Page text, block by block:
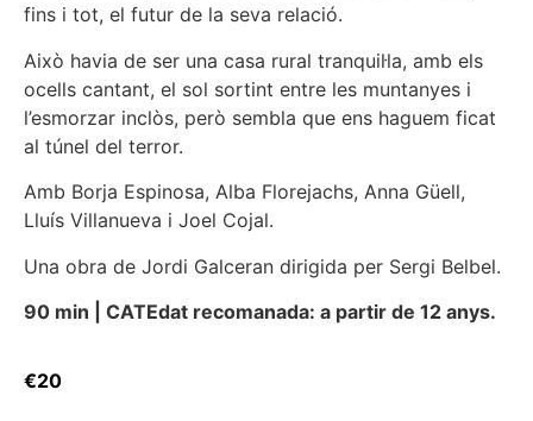
fins i tot, el futur de la seva relació.
Això havia de ser una casa rural tranquil·la, amb els
ocells cantant, el sol sortint entre les muntanyes i
l’esmorzar inclòs, però sembla que ens haguem ficat
al túnel del terror.
Amb Borja Espinosa, Alba Florejachs, Anna Güell,
Lluís Villanueva i Joel Cojal.
Una obra de Jordi Galceran dirigida per Sergi Belbel.
90 min | CATEdat recomanada: a partir de 12 anys.
€20